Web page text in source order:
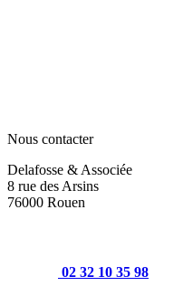
Nous contacter
Delafosse & Associée
8 rue des Arsins
76000 Rouen
02 32 10 35 98